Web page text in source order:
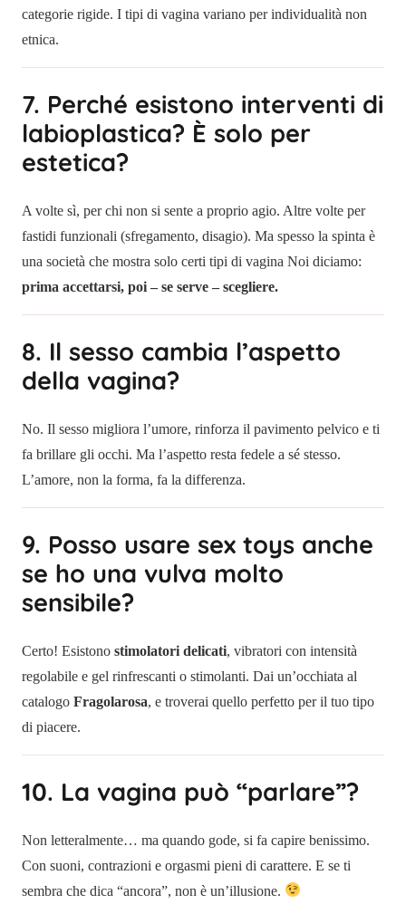
categorie rigide. I tipi di vagina variano per individualità non
etnica.
7. Perché esistono interventi di
labioplastica? È solo per
estetica?
A volte sì, per chi non si sente a proprio agio. Altre volte per
fastidi funzionali (sfregamento, disagio). Ma spesso la spinta è
una società che mostra solo certi tipi di vagina Noi diciamo:
prima accettarsi, poi – se serve – scegliere.
8. Il sesso cambia l’aspetto
della vagina?
No. Il sesso migliora l’umore, rinforza il pavimento pelvico e ti
fa brillare gli occhi. Ma l’aspetto resta fedele a sé stesso.
L’amore, non la forma, fa la differenza.
9. Posso usare sex toys anche
se ho una vulva molto
sensibile?
Certo! Esistono stimolatori delicati, vibratori con intensità
regolabile e gel rinfrescanti o stimolanti. Dai un’occhiata al
catalogo Fragolarosa, e troverai quello perfetto per il tuo tipo
di piacere.
10. La vagina può “parlare”?
Non letteralmente… ma quando gode, si fa capire benissimo.
Con suoni, contrazioni e orgasmi pieni di carattere. E se ti
sembra che dica “ancora”, non è un’illusione.